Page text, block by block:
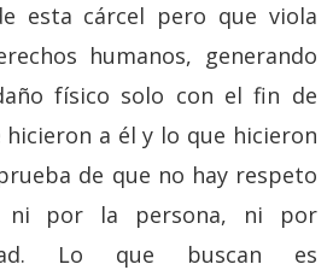
esta cárcel pero que viola
humanos, generando
físico solo con el fin de
a él y lo que hicieron
de que no hay respeto
ni por la persona, ni por
Lo que buscan es